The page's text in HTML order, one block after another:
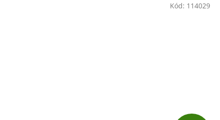
Kód: 114029